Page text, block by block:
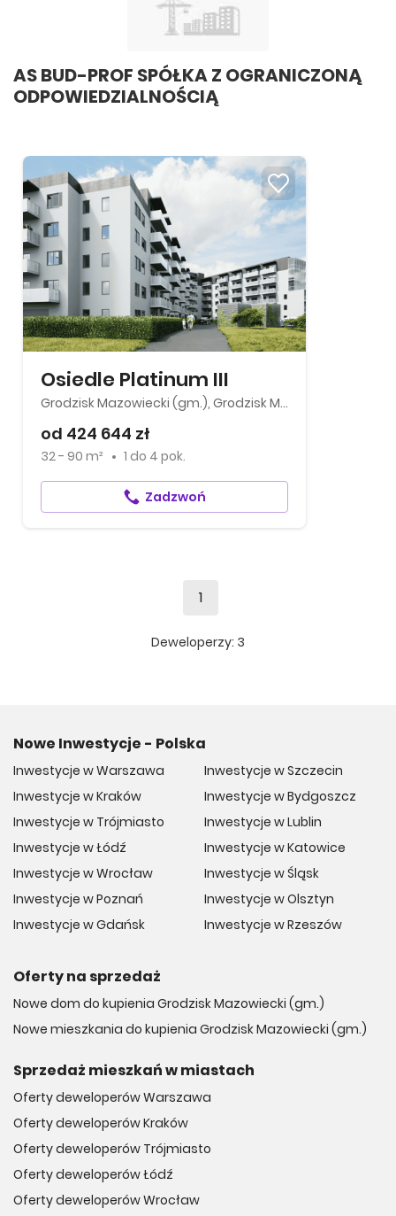
AS BUD-PROF SPÓŁKA Z OGRANICZONĄ
ODPOWIEDZIALNOŚCIĄ
Osiedle Platinum III
Grodzisk Mazowiecki (gm.), Grodzisk Mazowiecki
od 424 644 zł
32 - 90 m² 1 do 4 pok.
Zadzwoń
1
Deweloperzy: 3
Nowe Inwestycje - Polska
Inwestycje w Warszawa
Inwestycje w Kraków
Inwestycje w Trójmiasto
Inwestycje w Łódź
Inwestycje w Wrocław
Inwestycje w Poznań
Inwestycje w Gdańsk
Inwestycje w Szczecin
Inwestycje w Bydgoszcz
Inwestycje w Lublin
Inwestycje w Katowice
Inwestycje w Śląsk
Inwestycje w Olsztyn
Inwestycje w Rzeszów
Oferty na sprzedaż
Nowe dom do kupienia Grodzisk Mazowiecki (gm.)
Nowe mieszkania do kupienia Grodzisk Mazowiecki (gm.)
Sprzedaż mieszkań w miastach
Oferty deweloperów Warszawa
Oferty deweloperów Kraków
Oferty deweloperów Trójmiasto
Oferty deweloperów Łódź
Oferty deweloperów Wrocław